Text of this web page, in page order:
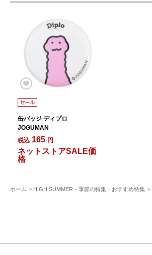
缶バッジ ディプロ
JOGUMAN
税込 165 円
ネットストアSALE価
格
ホーム HIGH SUMMER・季節の特集・おすすめ特集